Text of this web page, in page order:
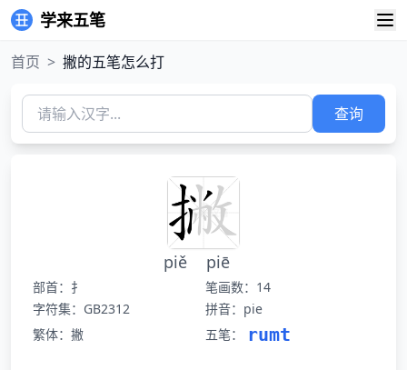
学来五笔
首页 > 撇的五笔怎么打
查询
piě piē
部首：扌
笔画数：14
字符集：GB2312
拼音：pie
繁体：撇
五笔： rumt